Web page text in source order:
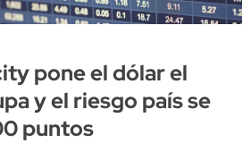
pone el dólar el
y el riesgo país se
puntos